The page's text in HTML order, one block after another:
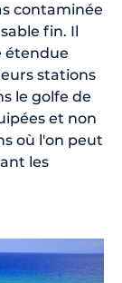
contaminée
fin. Il
étendue
stations
le golfe de
et non
où l'on peut
les